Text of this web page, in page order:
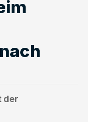
der